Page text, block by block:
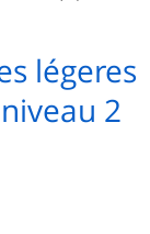
légeres
2